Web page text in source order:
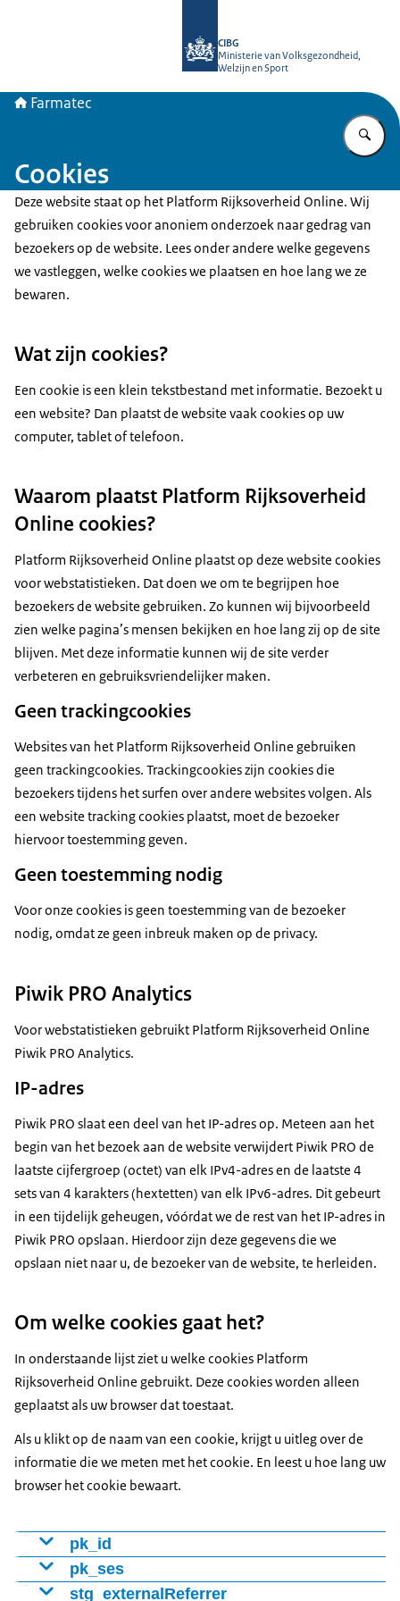
CIBG
Ministerie van Volksgezondheid,
Welzijn en Sport
Farmatec
Cookies
Deze website staat op het Platform Rijksoverheid Online. Wij
gebruiken cookies voor anoniem onderzoek naar gedrag van
bezoekers op de website. Lees onder andere welke gegevens
we vastleggen, welke cookies we plaatsen en hoe lang we ze
bewaren.
Wat zijn cookies?
Een cookie is een klein tekstbestand met informatie. Bezoekt u
een website? Dan plaatst de website vaak cookies op uw
computer, tablet of telefoon.
Waarom plaatst Platform Rijksoverheid
Online cookies?
Platform Rijksoverheid Online plaatst op deze website cookies
voor webstatistieken. Dat doen we om te begrijpen hoe
bezoekers de website gebruiken. Zo kunnen wij bijvoorbeeld
zien welke pagina’s mensen bekijken en hoe lang zij op de site
blijven. Met deze informatie kunnen wij de site verder
verbeteren en gebruiksvriendelijker maken.
Geen trackingcookies
Websites van het Platform Rijksoverheid Online gebruiken
geen trackingcookies. Trackingcookies zijn cookies die
bezoekers tijdens het surfen over andere websites volgen. Als
een website tracking cookies plaatst, moet de bezoeker
hiervoor toestemming geven.
Geen toestemming nodig
Voor onze cookies is geen toestemming van de bezoeker
nodig, omdat ze geen inbreuk maken op de privacy.
Piwik PRO Analytics
Voor webstatistieken gebruikt Platform Rijksoverheid Online
Piwik PRO Analytics.
IP-adres
Piwik PRO slaat een deel van het IP-adres op. Meteen aan het
begin van het bezoek aan de website verwijdert Piwik PRO de
laatste cijfergroep (octet) van elk IPv4-adres en de laatste 4
sets van 4 karakters (hextetten) van elk IPv6-adres. Dit gebeurt
in een tijdelijk geheugen, vóórdat we de rest van het IP-adres in
Piwik PRO opslaan. Hierdoor zijn deze gegevens die we
opslaan niet naar u, de bezoeker van de website, te herleiden.
Om welke cookies gaat het?
In onderstaande lijst ziet u welke cookies Platform
Rijksoverheid Online gebruikt. Deze cookies worden alleen
geplaatst als uw browser dat toestaat.
Als u klikt op de naam van een cookie, krijgt u uitleg over de
informatie die we meten met het cookie. En leest u hoe lang uw
browser het cookie bewaart.
pk_id
Cookie voor het onderscheiden van bezoekers met een
nummer (ID). Hiermee stellen we vast of het om een
pk_ses
Cookie houdt bij welke webpagina's de bezoeker
stg_externalReferrer